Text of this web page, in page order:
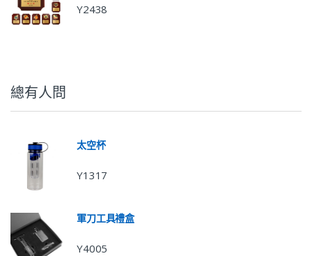
Y2438
總有人問
太空杯
Y1317
軍刀工具禮盒
Y4005